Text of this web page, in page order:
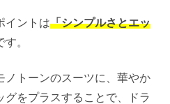
イントは「シンプルさとエッ
す。
ノトーンのスーツに、華やか
グをプラスすることで、ドラ